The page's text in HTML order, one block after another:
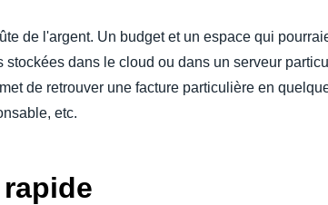
de l'argent. Un budget et un espace qui
dans le cloud ou dans un serveur
de retrouver une facture particulière en
etc.